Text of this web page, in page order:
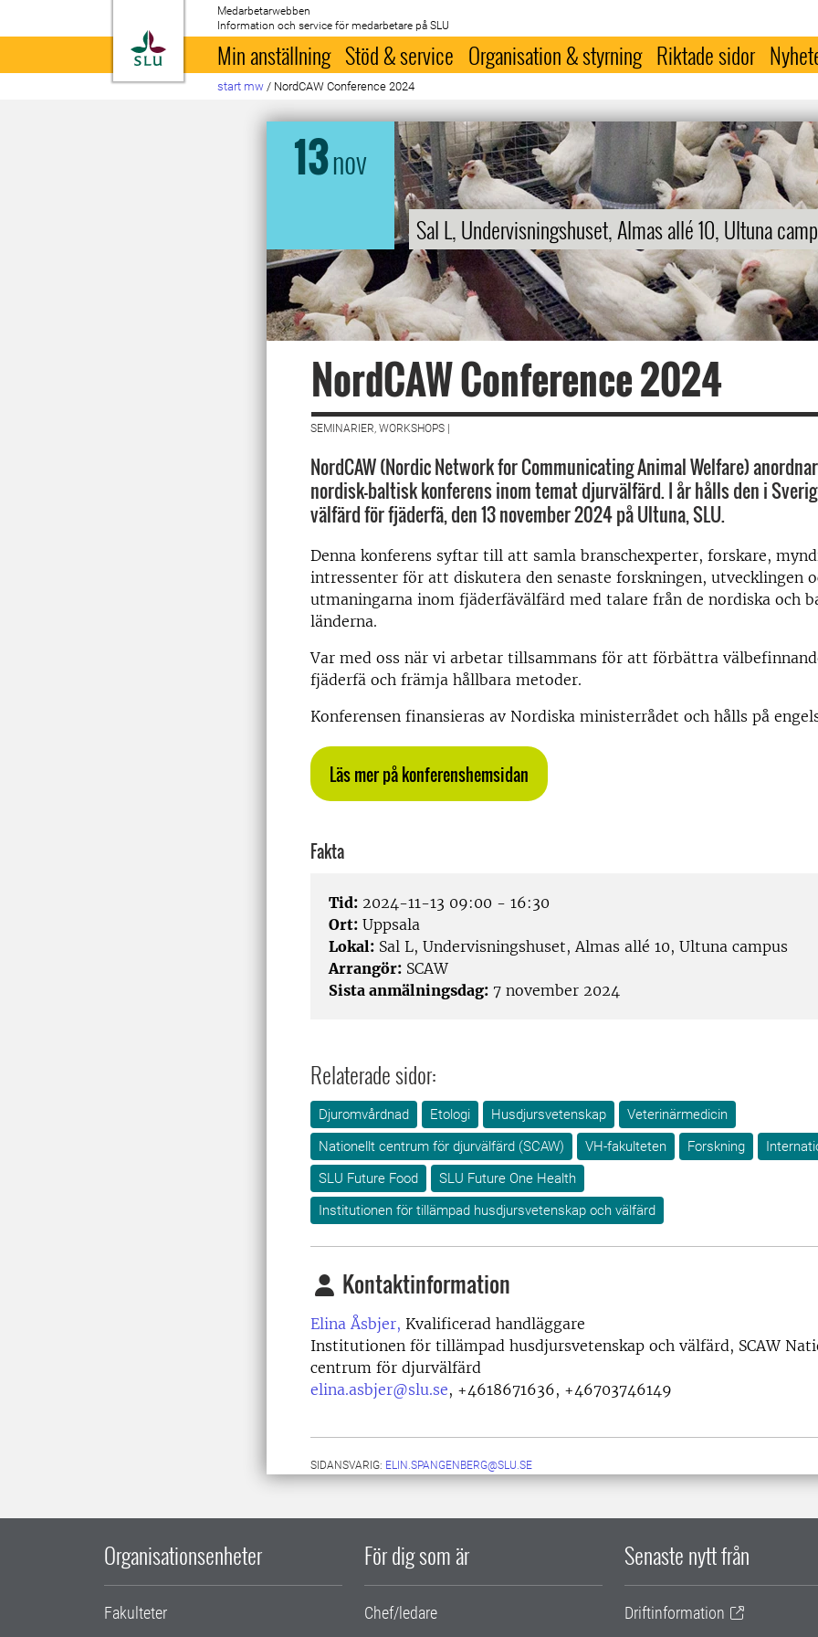
Till startsida
Medarbetarwebben
Information och service för medarbetare på SLU
Min anställning Stöd & service Organisation & styrning Riktade sidor
start mw / NordCAW Conference 2024
13nov
Sal L, Undervisningshuset, Almas allé 10, Ultuna
NordCAW Conference 2024
SEMINARIER, WORKSHOPS |
NordCAW (Nordic Network for Communicating Animal Welfare)
nordisk-baltisk konferens inom temat djurvälfärd. I år hålls den i
välfärd för fjäderfä, den 13 november 2024 på Ultuna, SLU.
Denna konferens syftar till att samla branschexperter, forskare,
intressenter för att diskutera den senaste forskningen, utvecklingen
utmaningarna inom fjäderfävälfärd med talare från de nordiska och
länderna.
Var med oss ​​när vi arbetar tillsammans för att förbättra
fjäderfä och främja hållbara metoder.
Konferensen finansieras av Nordiska ministerrådet och hålls på
Läs mer på konferenshemsidan
Fakta
Tid: 2024-11-13 09:00 - 16:30
Ort: Uppsala
Lokal: Sal L, Undervisningshuset, Almas allé 10, Ultuna campus
Arrangör: SCAW
Sista anmälningsdag: 7 november 2024
Relaterade sidor:
Djuromvårdnad Etologi Husdjursvetenskap
Veterinärmedicin
Nationellt centrum för djurvälfärd (SCAW)
VH-fakulteten Forskning
SLU Future Food
SLU Future One Health
Institutionen för tillämpad husdjursvetenskap och välfärd
Kontaktinformation
Elina Åsbjer, Kvalificerad handläggare
Institutionen för tillämpad husdjursvetenskap och välfärd, SCAW
centrum för djurvälfärd
elina.asbjer@slu.se, +4618671636, +46703746149
SIDANSVARIG: ELIN.SPANGENBERG@SLU.SE
Organisationsenheter
Fakulteter
För dig som är
Chef/ledare
Senaste nytt från
Driftinformation